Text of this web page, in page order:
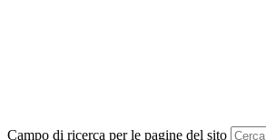
Campo di ricerca per le pagine del sito